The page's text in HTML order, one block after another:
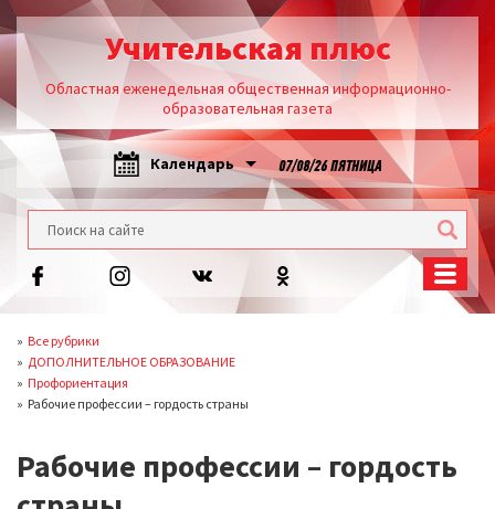
Учительская плюс
Областная еженедельная общественная информационно-
образовательная газета
Календарь 07/08/26 ПЯТНИЦА
Все рубрики
ДОПОЛНИТЕЛЬНОЕ ОБРАЗОВАНИЕ
Профориентация
Рабочие профессии – гордость страны
Рабочие профессии – гордость